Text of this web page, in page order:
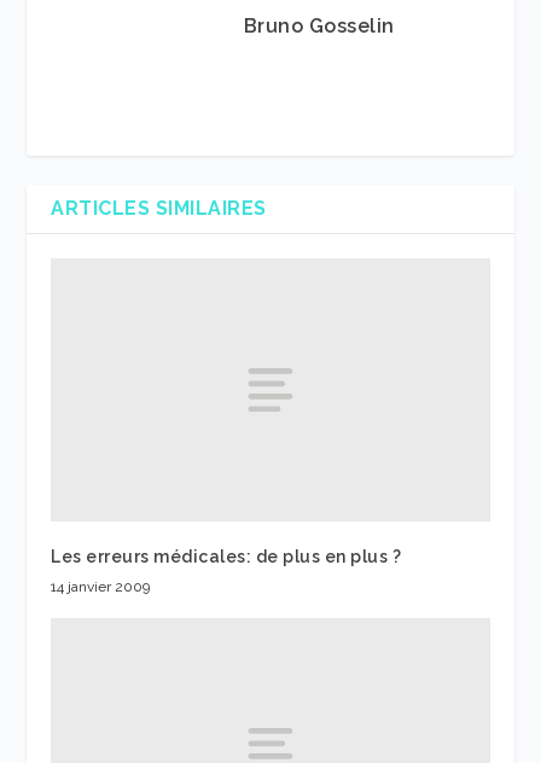
Bruno Gosselin
ARTICLES SIMILAIRES
Les erreurs médicales: de plus en plus ?
14 janvier 2009